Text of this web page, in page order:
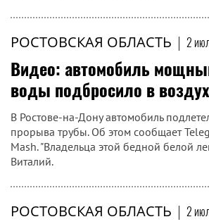
РОСТОВСКАЯ ОБЛАСТЬ | 2
Видео: автомобиль
воды подбросило в воздух
В Ростове-на-Дону автомобиль
прорыва трубы. Об этом сообщает
Mash. "Владельца этой бедной белой
Виталий.
РОСТОВСКАЯ ОБЛАСТЬ | 2